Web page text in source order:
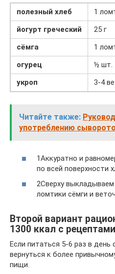
полезный хлеб
1
йогурт греческий
25 г
сёмга
1
огурец
½ шт.
укроп
3-4
Читайте также:
употреблению
1Аккуратно и
по всей поверхности
2Сверху выкладываем
ломтики сёмги и
Второй вариант
1300 ккал с
Если питаться 5-6 раз в
вернуться к более
пищи.